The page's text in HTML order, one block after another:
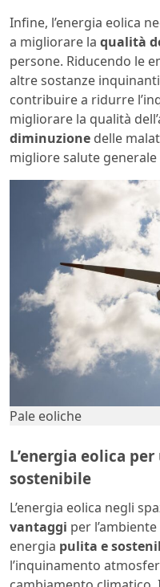
Infine, l’energia eolica
a migliorare la qualità
persone. Riducendo le
altre sostanze
contribuire a ridurre
migliorare la qualità
diminuzione delle
migliore salute
Pale eoliche
L’energia eolica
sostenibile
L’energia eolica negli
vantaggi per
energia pulita e
l’inquinamento